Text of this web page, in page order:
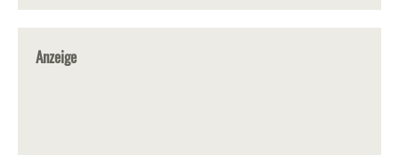
Anzeige